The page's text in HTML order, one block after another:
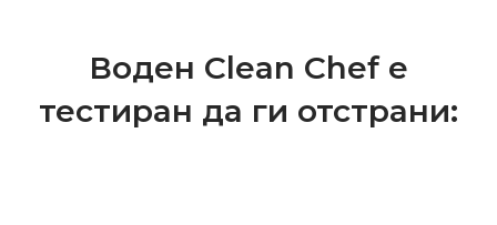
Воден Clean Chef е
тестиран да ги отстрани: